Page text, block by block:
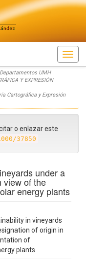
Departamentos UMH
Y EXPRESIÓN
Cartográfica y Expresión
o enlazar este
37850
under a
view of the
energy plants
in vineyards
of origin in
of
plants